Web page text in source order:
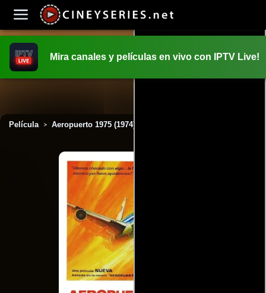
Mira canales y películas en vivo con IPTV Live!
Película > Aeropuerto 1975 (1974)